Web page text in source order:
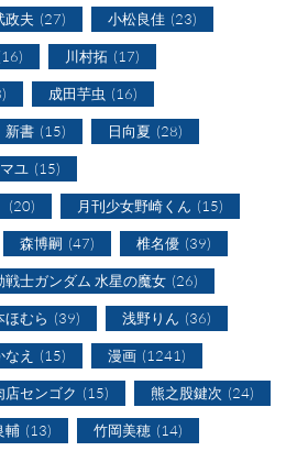
政夫 (27) 小松良佳 (23)
川村拓 (17)
成田芋虫 (16)
新書 (15) 日向夏 (28)
ユ (15)
(20) 月刊少女野崎くん (15)
森博嗣 (47) 椎名優 (39)
戦士ガンダム 水星の魔女 (26)
ほむら (39) 浅野りん (36)
なえ (15) 漫画 (1241)
店センゴク (15) 熊之股鍵次 (24)
輔 (13) 竹岡美穂 (14)